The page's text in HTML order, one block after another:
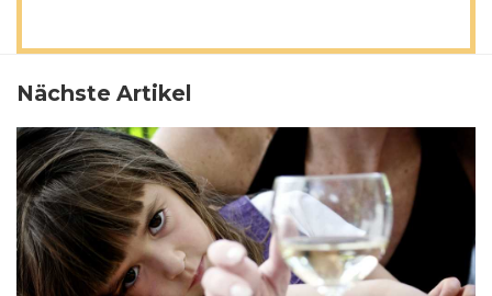
Nächste Artikel